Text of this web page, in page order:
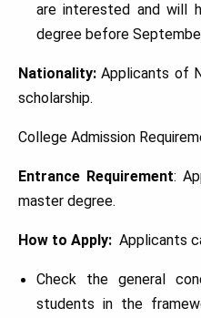
are interested and will
degree before
Nationality:Applicants of
scholarship.
College Admission
Entrance Requirement:
master degree.
How to Apply: Applicants
Check the general
students in the